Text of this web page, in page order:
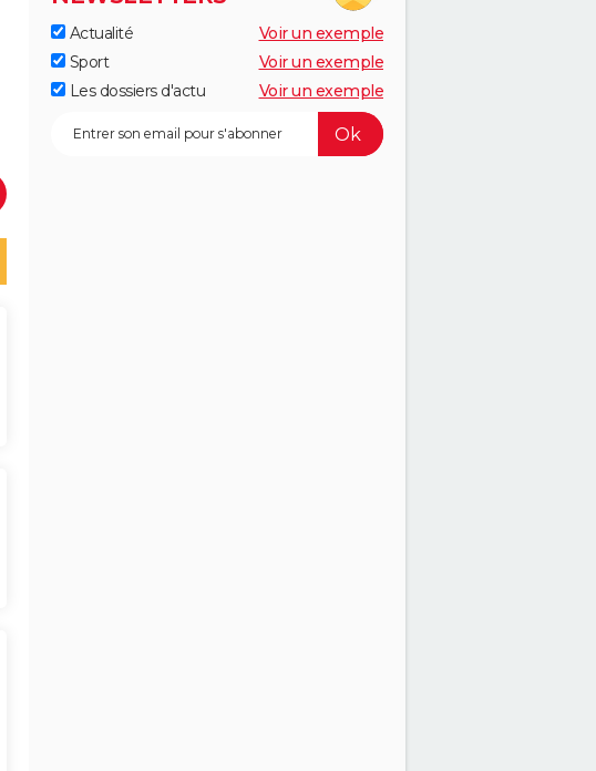
Actualité
Voir un exemple
Sport
Voir un exemple
Les dossiers d'actu
Voir un exemple